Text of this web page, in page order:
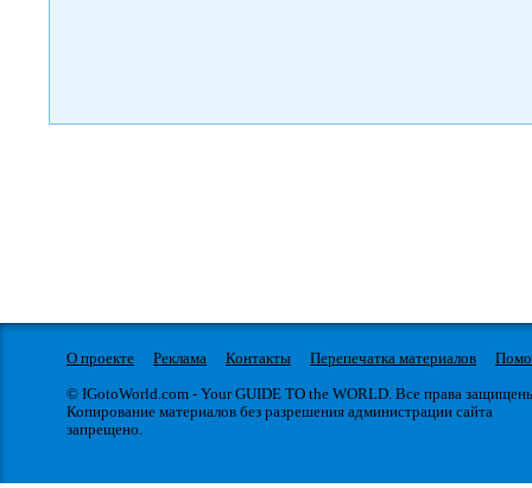
О проекте Реклама Контакты Перепечатка материалов
© IGotoWorld.com - Your GUIDE TO the WORLD. Все права
Копирование материалов без разрешения администрации сайта
запрещено.